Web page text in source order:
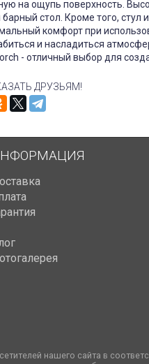
на ощупь поверхность.
стол. Кроме того,
комфорт при
и насладиться
- отличный выбор для
ДРУЗЬЯМ!
нашего сайта в